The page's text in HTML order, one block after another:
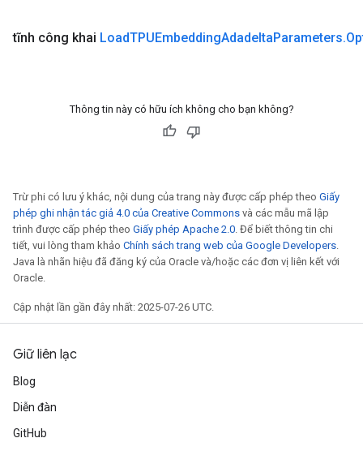
tĩnh công khai LoadTPUEmbeddingAdadeltaParameters.
Thông tin này có hữu ích không cho bạn không?
Trừ phi có lưu ý khác, nội dung của trang này được cấp phép theo Giấy
phép ghi nhận tác giả 4.0 của Creative Commons và các mẫu mã lập
trình được cấp phép theo Giấy phép Apache 2.0 . Để biết thông tin chi
tiết, vui lòng tham khảo Chính sách trang web của Google Developers
Java là nhãn hiệu đã đăng ký của Oracle và/hoặc các đơn vị liên kết với
Oracle.
Cập nhật lần gần đây nhất: 2025-07-26 UTC.
Giữ liên lạc
Blog
Diễn đàn
GitHub